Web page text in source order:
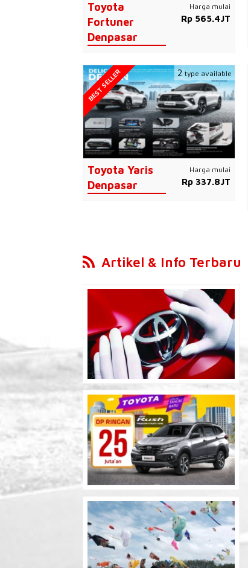
Toyota
Fortuner
Denpasar
Harga mulai
Rp 565.4JT
Toyota Yaris
Denpasar
Harga mulai
Rp 337.8JT
BEST SELLER 2type available
Artikel & Info Terbaru